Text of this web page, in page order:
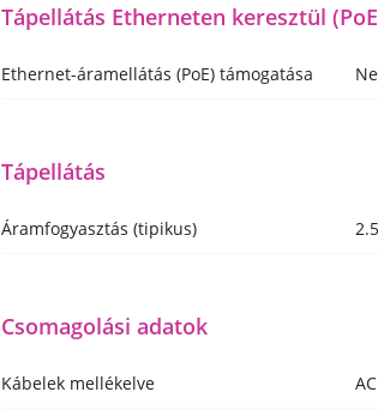
Tápellátás Etherneten keresztül
Ethernet-áramellátás (PoE) támogatása
Tápellátás
Áramfogyasztás (tipikus)
Csomagolási adatok
Kábelek mellékelve AC